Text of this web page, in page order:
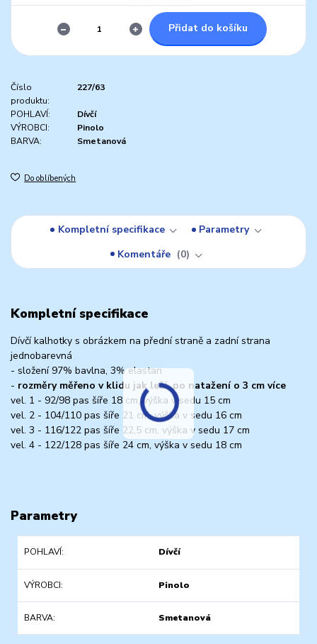
Přidat do košíku
Číslo
produktu:
227/63
POHLAVÍ:
Dívčí
VÝROBCI:
Pinolo
BARVA:
Smetanová
Do oblíbených
Kompletní specifikace
Parametry
Komentáře
0
Kompletní specifikace
Dívčí kalhotky s obrázkem na přední straně a zadní strana
jednobarevná
- složení 97% bavlna, 3% elastan
- rozměry měřeno v klidu jak leží, po natažení o 3 cm více
vel. 1 - 92/98 pas šíře 18 cm, výška v sedu 15 cm
vel. 2 - 104/110 pas šíře 21 cm, výška v sedu 16 cm
vel. 3 - 116/122 pas šíře 22,5 cm, výška v sedu 17 cm
vel. 4 - 122/128 pas šíře 24 cm, výška v sedu 18 cm
Parametry
POHLAVÍ Dívčí
VÝROBCI Pinolo
BARVA Smetanová